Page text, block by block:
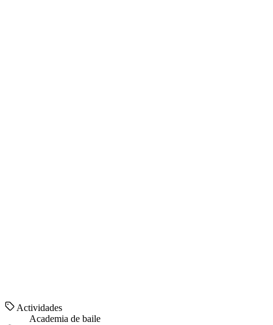
Actividades
Academia de baile